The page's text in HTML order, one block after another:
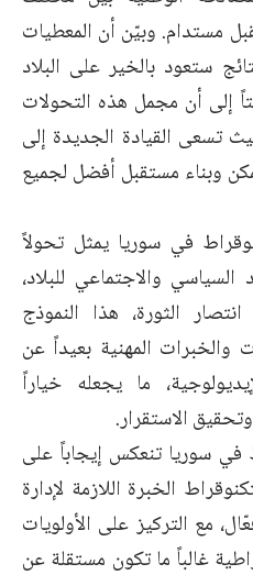
مستدام. وبيّن أن المعطيات
ستعود بالخير على البلاد
إلى أن مجمل هذه التحولات
تسعى القيادة الجديدة إلى
وبناء مستقبل أفضل لجميع
في سوريا يمثل تحولاً
والاجتماعي للبلاد،
الثورة، هذا النموذج
والخبرات المهنية بعيداً عن
ما يجعله خياراً
الاستقرار.
في سوريا تنعكس إيجاباً على
الخبرة اللازمة لإدارة
مع التركيز على الأولويات
غالباً ما تكون مستقلة عن